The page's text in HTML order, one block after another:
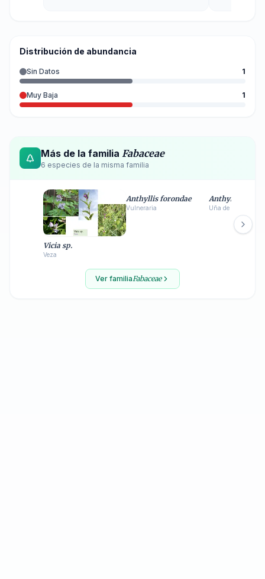
Distribución de abundancia
Sin Datos 1
Muy Baja 1
Más de la familia Fabaceae
6 especies de la misma familia
Vicia sp.
Veza
Anthyllis forondae
Vulneraria
Anthyllis
Uña de gato
Ver familiaFabaceae